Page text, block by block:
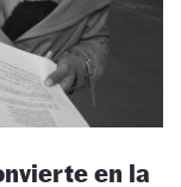
en la